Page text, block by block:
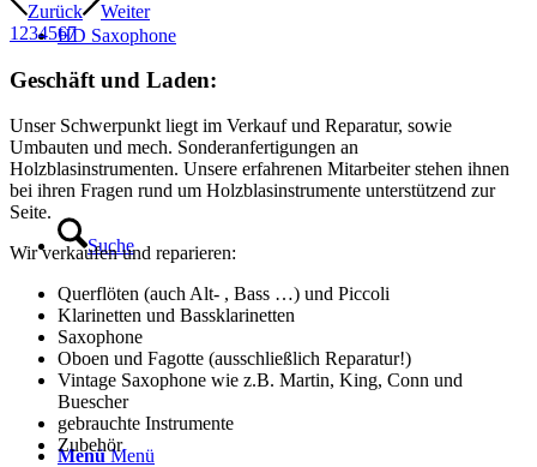
HD Saxophone
Suche
Menü Menü
Zurück
Weiter
1 234567
Geschäft und Laden:
Unser Schwerpunkt liegt im Verkauf und Reparatur, sowie
Umbauten und mech. Sonderanfertigungen an
Holzblasinstrumenten. Unsere erfahrenen Mitarbeiter stehen ihnen
bei ihren Fragen rund um Holzblasinstrumente unterstützend zur
Seite.
Wir verkaufen und reparieren:
Querflöten (auch Alt- , Bass …) und Piccoli
Klarinetten und Bassklarinetten
Saxophone
Oboen und Fagotte (ausschließlich Reparatur!)
Vintage Saxophone wie z.B. Martin, King, Conn und
Buescher
gebrauchte Instrumente
Zubehör